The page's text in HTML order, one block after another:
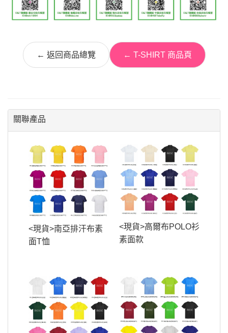
← 返回商品總覽 ← T-SHIRT 商品頁
關聯產品
<現貨>南亞排汗布素
面T恤
<現貨>高爾布POLO衫
素面款